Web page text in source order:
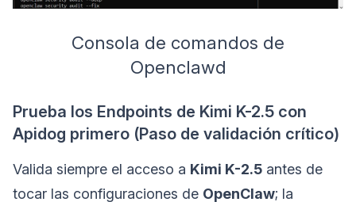
Consola de comandos de
Openclawd
Prueba los Endpoints de Kimi K-2.5 con
Apidog primero (Paso de validación crítico)
Valida siempre el acceso a Kimi K-2.5 antes de
tocar las configuraciones de OpenClaw; la